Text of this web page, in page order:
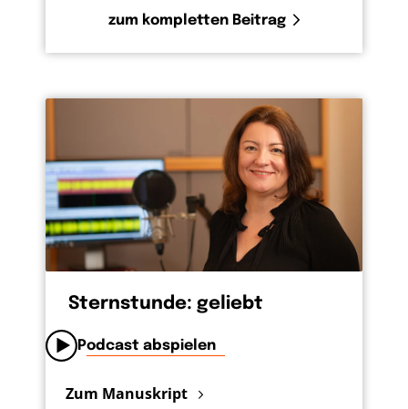
zum kompletten Beitrag
Sternstunde: geliebt
Podcast abspielen
Zum Manuskript